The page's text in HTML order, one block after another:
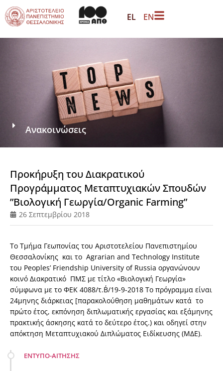
EL EN
Ανακοινώσεις
Προκήρυξη του Διακρατικού
Προγράμματος Μεταπτυχιακών Σπουδών
”Βιολογική Γεωργία/Organic Farming”
26 Σεπτεμβρίου 2018
Το Τμήμα Γεωπονίας του Αριστοτελείου Πανεπιστημίου
Θεσσαλονίκης και το Agrarian and Technology Institute
του Peoples’ Friendship University of Russia οργανώνουν
κοινό Διακρατικό ΠΜΣ με τίτλο «Βιολογική Γεωργία»
σύμφωνα με το ΦΕΚ 4088/τ.Β΄/19-9-2018 Το πρόγραμμα είναι
24μηνης διάρκειας [παρακολούθηση μαθημάτων κατά το
πρώτο έτος, εκπόνηση διπλωματικής εργασίας και εξάμηνης
πρακτικής άσκησης κατά το δεύτερο έτος.) και οδηγεί στην
απόκτηση Μεταπτυχιακού Διπλώματος Ειδίκευσης (ΜΔΕ).
ΕΝΤΥΠΟ-ΑΙΤΗΣΗΣ